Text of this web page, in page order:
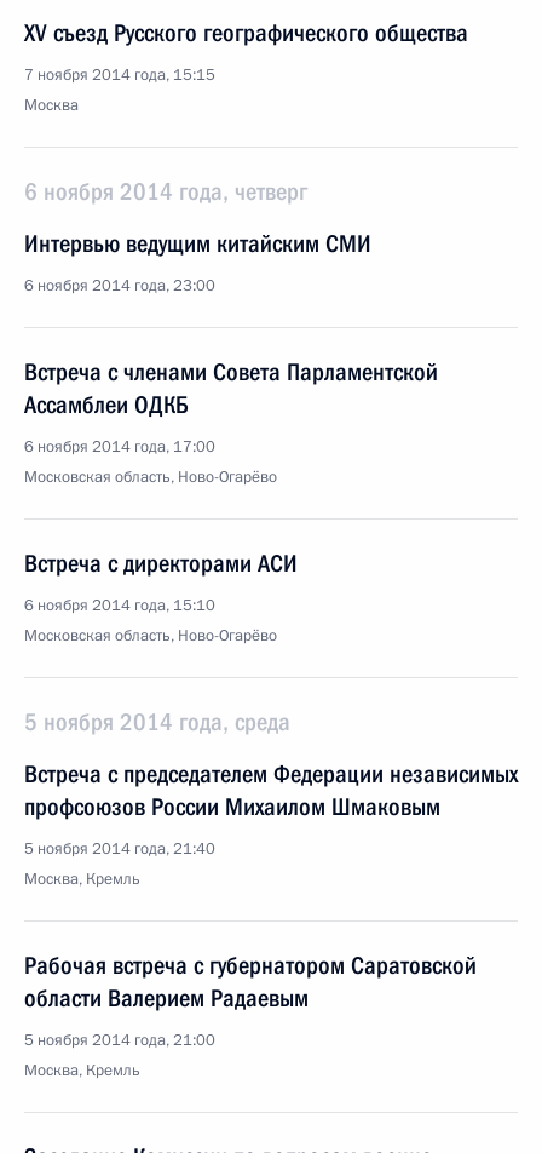
XV съезд Русского географического общества
7 ноября 2014 года, 15:15
Москва
6 ноября 2014 года, четверг
Интервью ведущим китайским СМИ
6 ноября 2014 года, 23:00
Встреча с членами Совета Парламентской
Ассамблеи ОДКБ
6 ноября 2014 года, 17:00
Московская область, Ново-Огарёво
Встреча с директорами АСИ
6 ноября 2014 года, 15:10
Московская область, Ново-Огарёво
5 ноября 2014 года, среда
Встреча с председателем Федерации независимых
профсоюзов России Михаилом Шмаковым
5 ноября 2014 года, 21:40
Москва, Кремль
Рабочая встреча с губернатором Саратовской
области Валерием Радаевым
5 ноября 2014 года, 21:00
Москва, Кремль